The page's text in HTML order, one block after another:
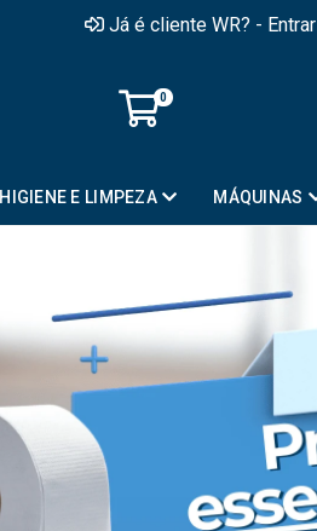
Já é cliente WR? - Entrar
0
HIGIENE E LIMPEZA MÁQUINAS